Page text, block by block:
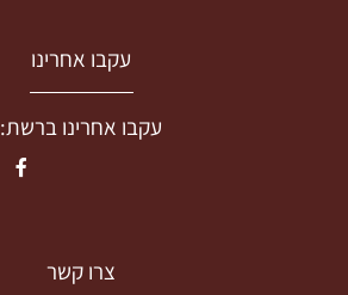
עקבו אחרינו
עקבו אחרינו ברשת:
צרו קשר